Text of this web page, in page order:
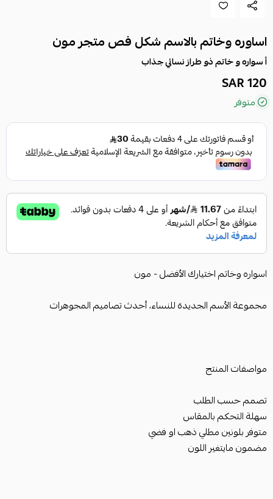
اساوره وخاتم بالاسم شكل فص متجر مون
أ سواره و خاتم ذو طراز نسائي جذاب
120 SAR
متوفر
اسواره وخاتم اختيارك الأفضل - مون
مجموعة الأسم الجديدة للنساء، أحدث تصاميم المجوهرات
مواصفات المنتج
تصمم حسب الطلب
سهلة التحكم بالمقاس
متوفر بلونين مطلي ذهب او فضي
مضمون مايتغير اللون